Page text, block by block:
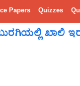
Papers Quizzes
ಖಾಲಿ